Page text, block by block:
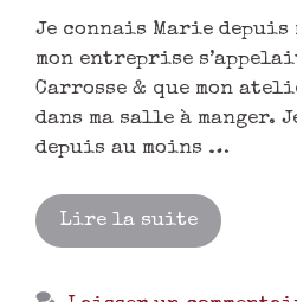
Je connais Marie depuis
mon entreprise
Carrosse & que mon
dans ma salle à manger.
depuis au moins …
Lire la suite